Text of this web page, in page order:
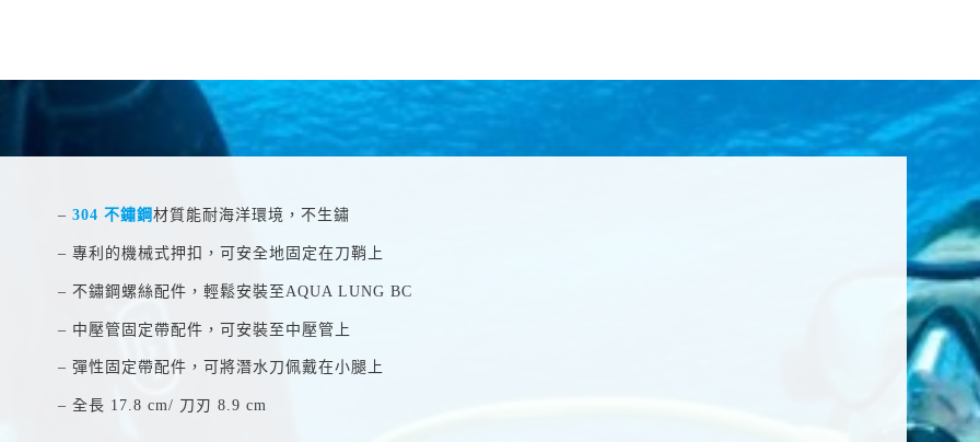
– 304 不鏽鋼材質能耐海洋環境，不生鏽
– 專利的機械式押扣，可安全地固定在刀鞘上
– 不鏽鋼螺絲配件，輕鬆安裝至AQUA LUNG BC
– 中壓管固定帶配件，可安裝至中壓管上
– 彈性固定帶配件，可將潛水刀佩戴在小腿上
– 全長 17.8 cm/ 刀刃 8.9 cm